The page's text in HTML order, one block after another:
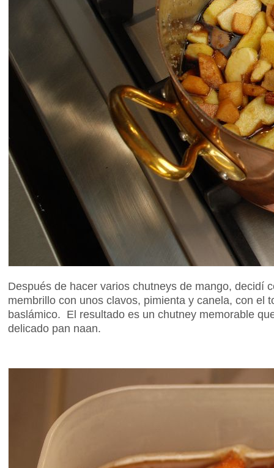
Después de hacer varios chutneys de mango, decidí
membrillo con unos clavos, pimienta y canela, con el
baslámico. El resultado es un chutney memorable
delicado pan naan.